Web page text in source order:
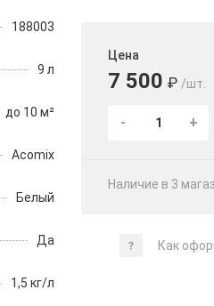
188003
9 л
до 10 м²
Acomix
Белый
Да
1,5 кг/л
Цена
7 500 ₽ /шт.
- +
Наличие в 3
Как